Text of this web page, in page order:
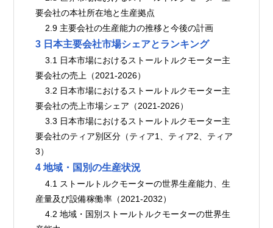
要会社の本社所在地と生産拠点
    2.9 主要会社の生産能力の推移と今後の計画
3 日本主要会社市場シェアとランキング
    3.1 日本市場におけるストールトルクモーター主
要会社の売上（2021-2026）
    3.2 日本市場におけるストールトルクモーター主
要会社の売上市場シェア（2021-2026）
    3.3 日本市場におけるストールトルクモーター主
要会社のティア別区分（ティア1、ティア2、ティア
3）
4 地域・国別の生産状況
    4.1 ストールトルクモーターの世界生産能力、生
産量及び設備稼働率（2021-2032）
    4.2 地域・国別ストールトルクモーターの世界生